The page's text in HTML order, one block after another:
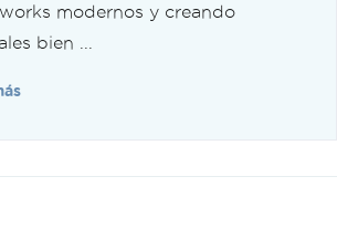
modernos y creando
bien ...